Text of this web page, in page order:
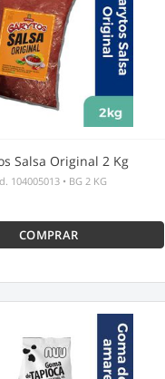
Salsa Original 2 Kg
104005013 • BG 2 KG
COMPRAR